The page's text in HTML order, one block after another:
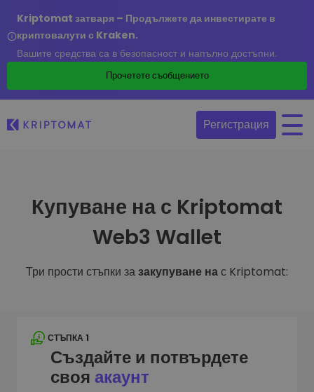
Kriptomat затваря – Продължете да инвестирате в
криптовалути с Kraken.
Вашите средства са в безопасност и напълно достъпни.
Прочетете съобщението
Регистрация
Купуване на с Kriptomat
Web3 Wallet
Три прости стъпки зазакупуване нас Kriptomat:
СТЪПКА 1
Създайте и потвърдете
своя акаунт